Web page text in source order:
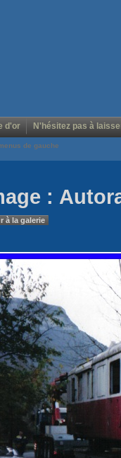
d'or N'hésitez pas à
de gauche
:
à la galerie